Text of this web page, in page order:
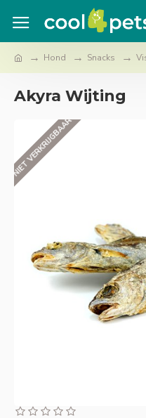
Hond Snacks
Akyra Wijting
NIET VERKRIJGBAAR